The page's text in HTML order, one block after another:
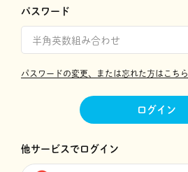
パスワード
パスワードの変更、または忘れた方はこちら
ログイン
他サービスでログイン